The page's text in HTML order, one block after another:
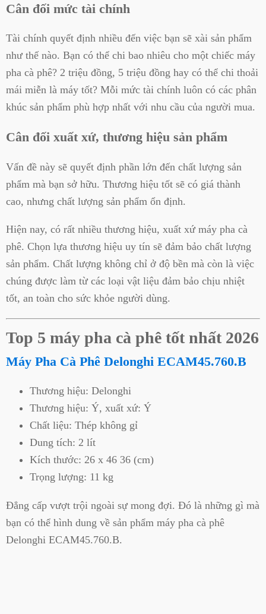
Cân đối mức tài chính
Tài chính quyết định nhiều đến việc bạn sẽ xài sản phẩm
như thế nào. Bạn có thể chi bao nhiêu cho một chiếc máy
pha cà phê? 2 triệu đồng, 5 triệu đồng hay có thể chi thoải
mái miễn là máy tốt? Mỗi mức tài chính luôn có các phân
khúc sản phẩm phù hợp nhất với nhu cầu của người mua.
Cân đối xuất xứ, thương hiệu sản phẩm
Vấn đề này sẽ quyết định phần lớn đến chất lượng sản
phẩm mà bạn sở hữu. Thương hiệu tốt sẽ có giá thành
cao, nhưng chất lượng sản phẩm ổn định.
Hiện nay, có rất nhiều thương hiệu, xuất xứ máy pha cà
phê. Chọn lựa thương hiệu uy tín sẽ đảm bảo chất lượng
sản phẩm. Chất lượng không chỉ ở độ bền mà còn là việc
chúng được làm từ các loại vật liệu đảm bảo chịu nhiệt
tốt, an toàn cho sức khỏe người dùng.
Top 5 máy pha cà phê tốt nhất 2026
Máy Pha Cà Phê Delonghi ECAM45.760.B
Thương hiệu: Delonghi
Thương hiệu: Ý, xuất xứ: Ý
Chất liệu: Thép không gỉ
Dung tích: 2 lít
Kích thước: 26 x 46 36 (cm)
Trọng lượng: 11 kg
Đẳng cấp vượt trội ngoài sự mong đợi. Đó là những gì mà
bạn có thể hình dung về sản phẩm máy pha cà phê
Delonghi ECAM45.760.B.